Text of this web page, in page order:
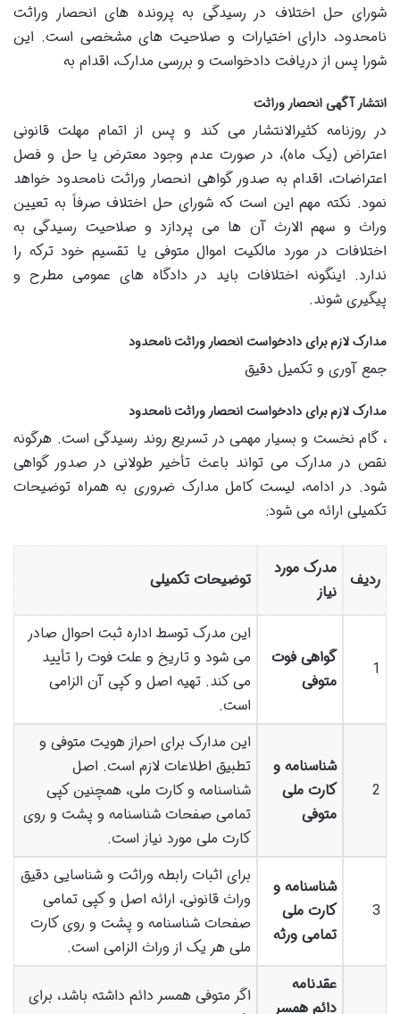
شورای حل اختلاف در رسیدگی به پرونده های انحصار وراثت
نامحدود، دارای اختیارات و صلاحیت های مشخصی است. این
شورا پس از دریافت دادخواست و بررسی مدارک، اقدام به
انتشار آگهی انحصار وراثت
در روزنامه کثیرالانتشار می کند و پس از اتمام مهلت قانونی
اعتراض (یک ماه)، در صورت عدم وجود معترض یا حل و فصل
اعتراضات، اقدام به صدور گواهی انحصار وراثت نامحدود خواهد
نمود. نکته مهم این است که شورای حل اختلاف صرفاً به تعیین
وراث و سهم الارث آن ها می پردازد و صلاحیت رسیدگی به
اختلافات در مورد مالکیت اموال متوفی یا تقسیم خود ترکه را
ندارد. اینگونه اختلافات باید در دادگاه های عمومی مطرح و
پیگیری شوند.
مدارک لازم برای دادخواست انحصار وراثت نامحدود
جمع آوری و تکمیل دقیق
مدارک لازم برای دادخواست انحصار وراثت نامحدود
، گام نخست و بسیار مهمی در تسریع روند رسیدگی است. هرگونه
نقص در مدارک می تواند باعث تأخیر طولانی در صدور گواهی
شود. در ادامه، لیست کامل مدارک ضروری به همراه توضیحات
تکمیلی ارائه می شود:
ردیف
مدرک مورد
نیاز
توضیحات تکمیلی
1
گواهی فوت
متوفی
این مدرک توسط اداره ثبت احوال صادر
می شود و تاریخ و علت فوت را تأیید
می کند. تهیه اصل و کپی آن الزامی
است.
2
شناسنامه و
کارت ملی
متوفی
این مدارک برای احراز هویت متوفی و
تطبیق اطلاعات لازم است. اصل
شناسنامه و کارت ملی، همچنین کپی
تمامی صفحات شناسنامه و پشت و روی
کارت ملی مورد نیاز است.
3
شناسنامه و
کارت ملی
تمامی ورثه
برای اثبات رابطه وراثت و شناسایی دقیق
وراث قانونی، ارائه اصل و کپی تمامی
صفحات شناسنامه و پشت و روی کارت
ملی هر یک از وراث الزامی است.
عقدنامه
دائم همسر
اگر متوفی همسر دائم داشته باشد، برای